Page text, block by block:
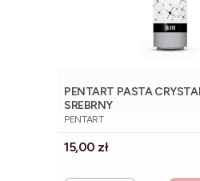
PENTART PASTA
SREBRNY
PRODUCENT
PENTART
Cena
15,00 zł